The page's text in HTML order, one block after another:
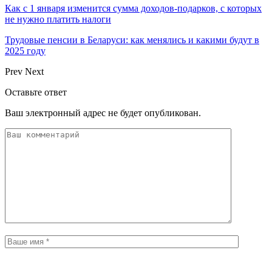
Как с 1 января изменится сумма доходов-подарков, с которых
не нужно платить налоги
Трудовые пенсии в Беларуси: как менялись и какими будут в
2025 году
Prev Next
Оставьте ответ
Ваш электронный адрес не будет опубликован.